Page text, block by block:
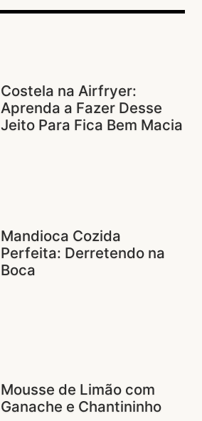
Costela na Airfryer:
Aprenda a Fazer Desse
Jeito Para Fica Bem Macia
Mandioca Cozida
Perfeita: Derretendo na
Boca
Mousse de Limão com
Ganache e Chantininho